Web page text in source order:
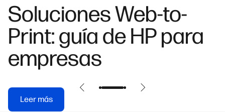
Soluciones Web-to-
Print: guía de HP para
empresas
Leer más